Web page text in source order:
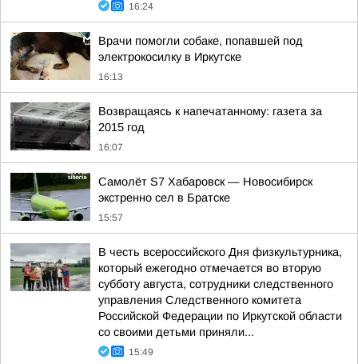
16:24
Врачи помогли собаке, попавшей под
электрокосилку в Иркутске
16:13
Возвращаясь к напечатанному: газета за
2015 год
16:07
Самолёт S7 Хабаровск — Новосибирск
экстренно сел в Братске
15:57
В честь всероссийского Дня физкультурника,
который ежегодно отмечается во вторую
субботу августа, сотрудники следственного
управления Следственного комитета
Российской Федерации по Иркутской области
со своими детьми приняли...
15:49